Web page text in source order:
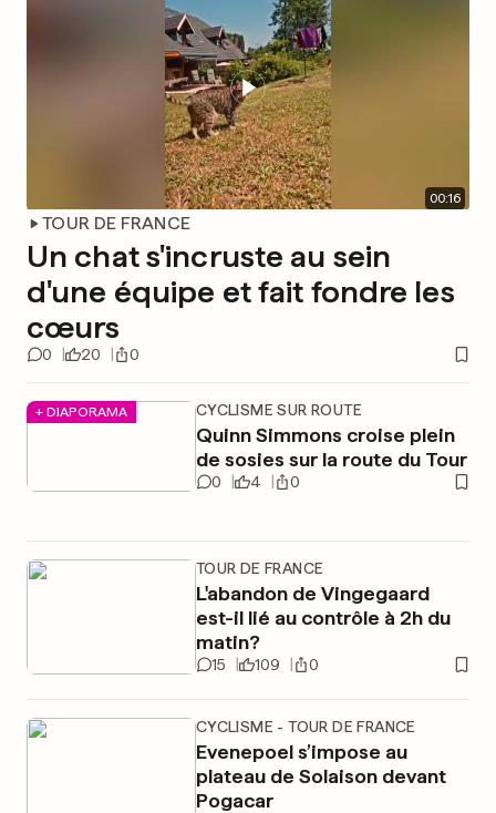
00:16
TOUR DE FRANCE
Un chat s'incruste au sein
d'une équipe et fait fondre les
cœurs
0 20 0
+ DIAPORAMA CYCLISME SUR ROUTE
Quinn Simmons croise plein
de sosies sur la route du Tour
0 4 0
TOUR DE FRANCE
L'abandon de Vingegaard
est-il lié au contrôle à 2h du
matin?
15 109 0
CYCLISME - TOUR DE FRANCE
Evenepoel s’impose au
plateau de Solaison devant
Pogacar